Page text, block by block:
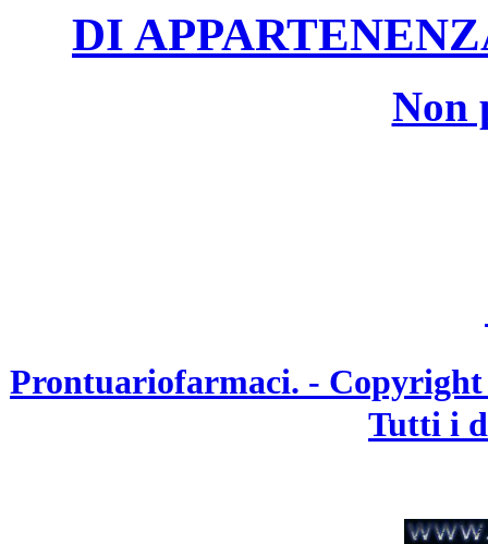
DI
Non
Prontuariofarmaci. -
Tutti i